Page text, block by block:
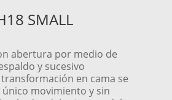
SMALL
abertura por medio de
y sucesivo
en cama se
único movimiento y sin